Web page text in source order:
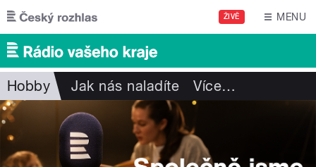
Přejít k hlavnímu obsahu
ŽIVĚ MENU
Hobby Jak nás naladíte Více…